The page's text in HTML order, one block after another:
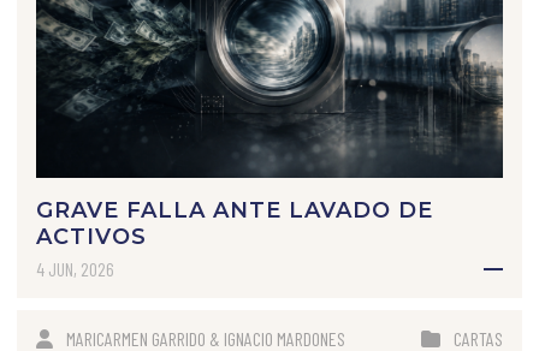
GRAVE FALLA ANTE LAVADO DE
ACTIVOS
4 JUN, 2026
MARICARMEN GARRIDO & IGNACIO MARDONES CARTAS